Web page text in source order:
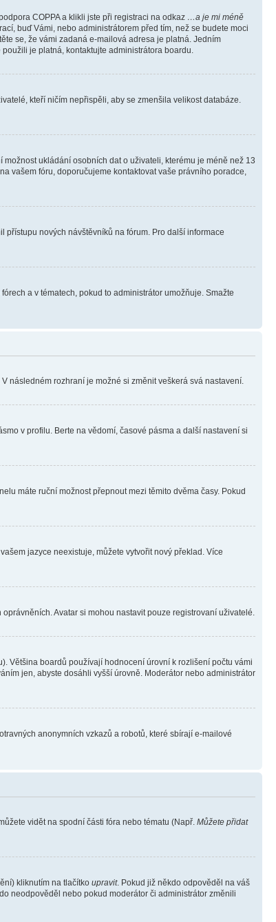
COPPA a klikli jste při registraci na odkaz …a je mi méně
buď Vámi, nebo administrátorem před tím, než se budete moci
se, že vámi zadaná e-mailová adresa je platná. Jedním
je platná, kontaktujte administrátora boardu.
kteří ničím nepřispěli, aby se zmenšila velikost databáze.
ukládání osobních dat o uživateli, kterému je méně než 13
vašem fóru, doporučujeme kontaktovat vaše právního poradce,
nových návštěvníků na fórum. Pro další informace
a v tématech, pokud to administrátor umožňuje. Smažte
následném rozhraní je možné si změnit veškerá svá nastavení.
v profilu. Berte na vědomí, časové pásma a další nastavení si
máte ruční možnost přepnout mezi těmito dvěma časy. Pokud
jazyce neexistuje, můžete vytvořit nový překlad. Více
Avatar si mohou nastavit pouze registrovaní uživatelé.
Většina boardů používají hodnocení úrovní k rozlišení počtu vámi
jen, abyste dosáhli vyšší úrovně. Moderátor nebo administrátor
anonymních vzkazů a robotů, které sbírají e-mailové
vidět na spodní části fóra nebo tématu (Např. Můžete přidat
kliknutím na tlačítko upravit. Pokud již někdo odpověděl na váš
neodpověděl nebo pokud moderátor či administrátor změnili